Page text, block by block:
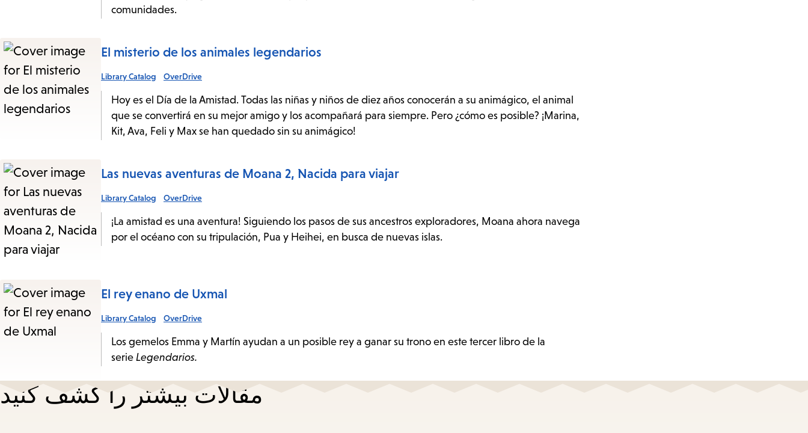
comunidades.
El misterio de los animales legendarios
Library Catalog OverDrive
Hoy es el Día de la Amistad. Todas las niñas y niños de diez años conocerán a su animágico, el animal
que se convertirá en su mejor amigo y los acompañará para siempre. Pero ¿cómo es posible? ¡Marina,
Kit, Ava, Feli y Max se han quedado sin su animágico!
Las nuevas aventuras de Moana 2, Nacida para viajar
Library Catalog OverDrive
¡La amistad es una aventura! Siguiendo los pasos de sus ancestros exploradores, Moana ahora navega
por el océano con su tripulación, Pua y Heihei, en busca de nuevas islas.
El rey enano de Uxmal
Library Catalog OverDrive
Los gemelos Emma y Martín ayudan a un posible rey a ganar su trono en este tercer libro de la
serie Legendarios.
مقالات بیشتر را کشف کنید